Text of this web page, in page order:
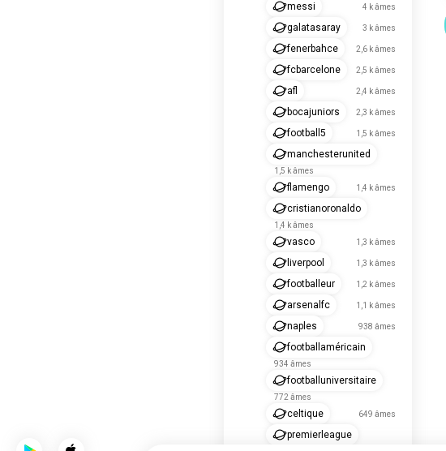
messi 4 k âmes
galatasaray 3 k âmes
fenerbahce 2,6 k âmes
fcbarcelone 2,5 k âmes
afl 2,4 k âmes
bocajuniors 2,3 k âmes
football5 1,5 k âmes
manchesterunited
1,5 k âmes
flamengo 1,4 k âmes
cristianoronaldo
1,4 k âmes
vasco 1,3 k âmes
liverpool 1,3 k âmes
footballeur 1,2 k âmes
arsenalfc 1,1 k âmes
naples 938 âmes
footballaméricain
934 âmes
footballuniversitaire
772 âmes
celtique 649 âmes
premierleague